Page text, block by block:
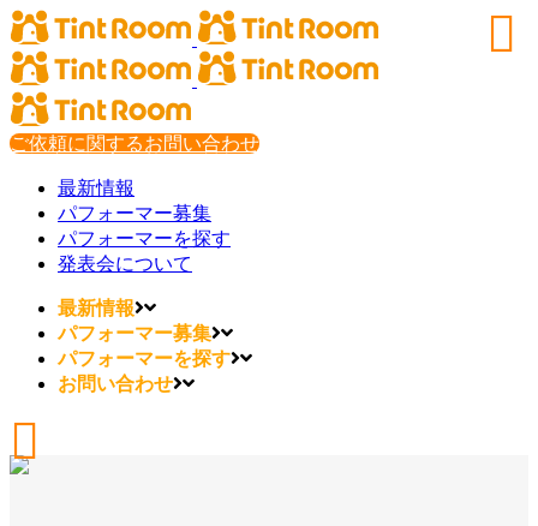
ご依頼に関するお問い合わせ
最新情報
パフォーマー募集
パフォーマーを探す
発表会について
最新情報
パフォーマー募集
パフォーマーを探す
お問い合わせ